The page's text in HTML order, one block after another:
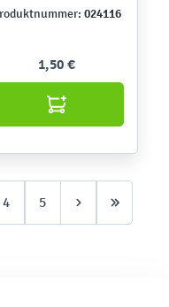
024116
1,50 €
4 5